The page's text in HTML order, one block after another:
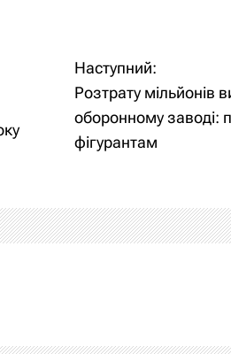
Наступний:
Розтрату мільйонів
оборонному заводі:
фігурантам